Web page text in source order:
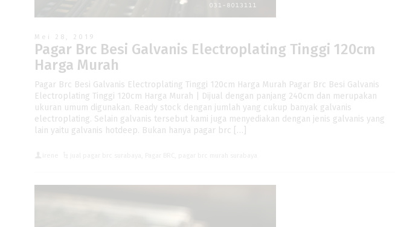
Mei 28, 2019
Pagar Brc Besi Galvanis Electroplating Tinggi 120cm
Harga Murah
Pagar Brc Besi Galvanis Electroplating Tinggi 120cm Harga Murah Pagar Brc Besi Galvanis
Electroplating Tinggi 120cm Harga Murah | Dijual dengan panjang 240cm dan merupakan
ukuran umum digunakan. Ready stock dengan jumlah yang cukup banyak galvanis
electroplating. Selain galvanis tersebut kami juga menyediakan dengan jenis galvanis yang
lain yaitu galvanis hotdeep. Bukan hanya pagar brc […]